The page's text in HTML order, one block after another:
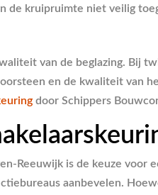
de kruipruimte niet veilig
van de beglazing. Bij
en de kwaliteit van
door Schippers
Reeuwijk is de keuze
aanbevelen.